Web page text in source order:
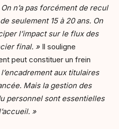
On n’a pas forcément de recul
seulement 15 à 20 ans. On
l’impact sur le flux des
final. » Il souligne
peut constituer un frein
l’encadrement aux titulaires
Mais la gestion des
personnel sont essentielles
»